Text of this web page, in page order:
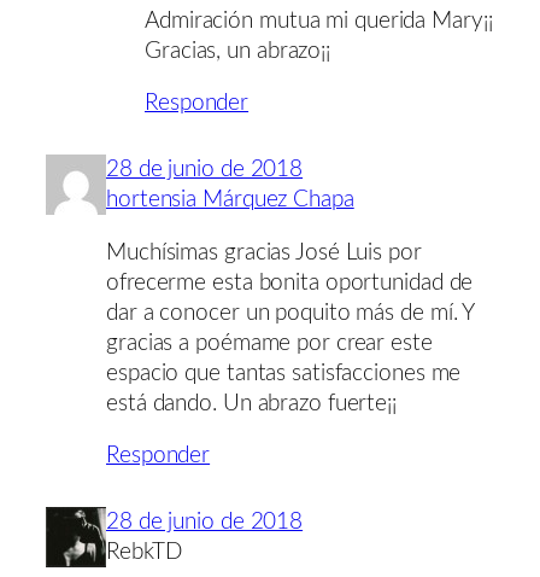
Admiración mutua mi querida Mary¡¡
Gracias, un abrazo¡¡
Responder
28 de junio de 2018
hortensia Márquez Chapa
Muchísimas gracias José Luis por
ofrecerme esta bonita oportunidad de
dar a conocer un poquito más de mí. Y
gracias a poémame por crear este
espacio que tantas satisfacciones me
está dando. Un abrazo fuerte¡¡
Responder
28 de junio de 2018
RebkTD